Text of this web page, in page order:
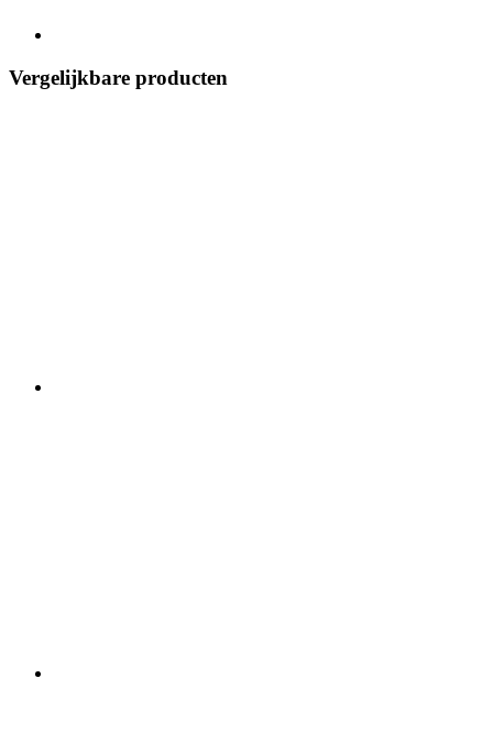
Vergelijkbare producten